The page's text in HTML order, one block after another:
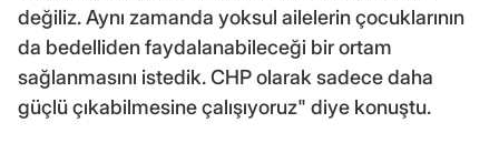
değiliz. Aynı zamanda yoksul ailelerin çocuklarının
da bedelliden faydalanabileceği bir ortam
sağlanmasını istedik. CHP olarak sadece daha
güçlü çıkabilmesine çalışıyoruz" diye konuştu.